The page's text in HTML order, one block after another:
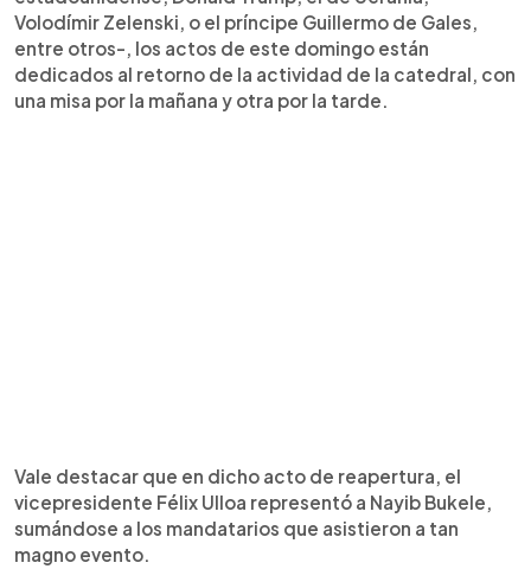
Volodímir Zelenski, o el príncipe Guillermo de Gales,
entre otros-, los actos de este domingo están
dedicados al retorno de la actividad de la catedral, con
una misa por la mañana y otra por la tarde.
Vale destacar que en dicho acto de reapertura, el
vicepresidente Félix Ulloa representó a Nayib Bukele,
sumándose a los mandatarios que asistieron a tan
magno evento.